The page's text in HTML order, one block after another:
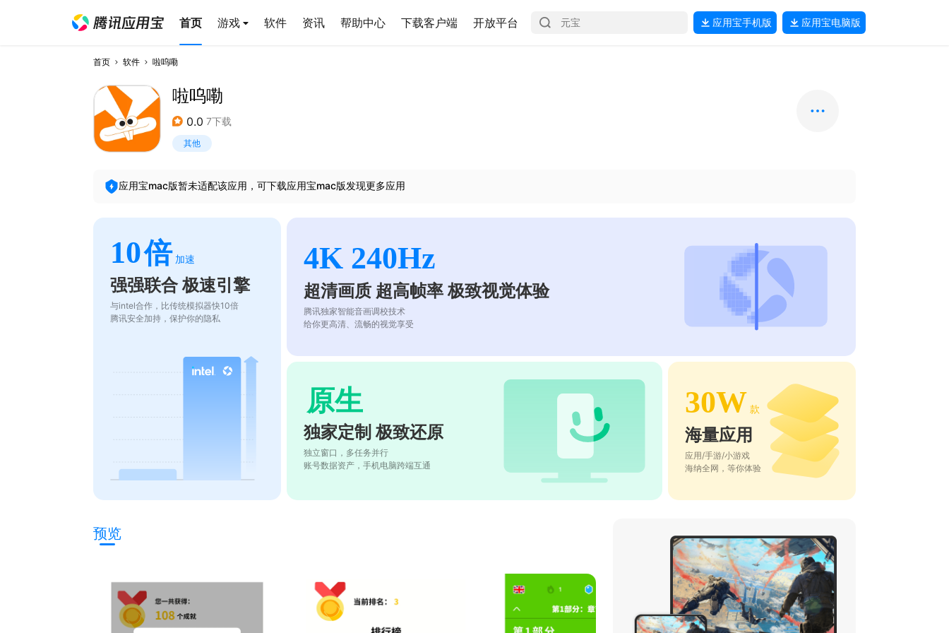
首页 游戏 软件 资讯 帮助中心 下载客户端 开放平台 应用宝手机版 应用宝电脑版
首页 软件 啦呜嘞
啦呜嘞
0.0 7下载
其他
应用宝mac版暂未适配该应用，可下载应用宝mac版发现更多应用
10倍 加速
强强联合 极速引擎
与intel合作，比传统模拟器快10倍
腾讯安全加持，保护你的隐私
4K 240Hz
超清画质 超高帧率 极致视觉体验
腾讯独家智能音画调校技术
给你更高清、流畅的视觉享受
原生
独家定制 极致还原
独立窗口，多任务并行
账号数据资产，手机电脑跨端互通
30W 款
海量应用
应用/手游/小游戏
海纳全网，等你体验
预览